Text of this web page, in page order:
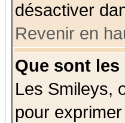
désactiver
Revenir en
Que sont les
Les Smileys,
pour